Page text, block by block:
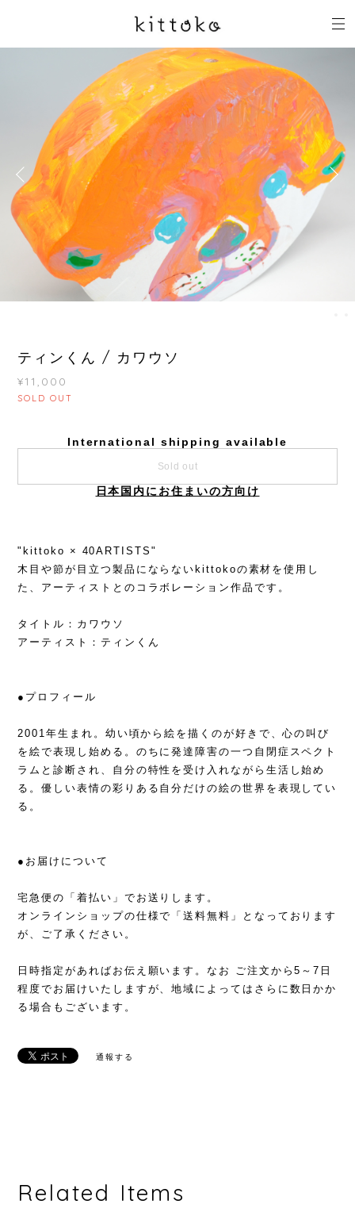
ティンくん / カワウソ
¥11,000
SOLD OUT
International shipping available
Sold out
日本国内にお住まいの方向け
"kittoko × 40ARTISTS"
木目や節が目立つ製品にならないkittokoの素材を使用し
た、アーティストとのコラボレーション作品です。
タイトル：カワウソ
アーティスト：ティンくん
●プロフィール
2001年生まれ。幼い頃から絵を描くのが好きで、心の叫び
を絵で表現し始める。のちに発達障害の一つ自閉症スペクト
ラムと診断され、自分の特性を受け入れながら生活し始め
る。優しい表情の彩りある自分だけの絵の世界を表現してい
る。
●お届けについて
宅急便の「着払い」でお送りします。
オンラインショップの仕様で「送料無料」となっております
が、ご了承ください。
日時指定があればお伝え願います。なお ご注文から5～7日
程度でお届けいたしますが、地域によってはさらに数日かか
る場合もございます。
通報する
Related Items